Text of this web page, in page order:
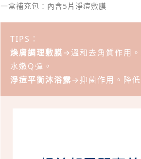
一盒補充包：內含5片淨痘敷膜
TIPS：
煥膚調理敷膜→溫和去角質作用
水嫩Q彈。
淨痘平衡沐浴露→抑菌作用。降